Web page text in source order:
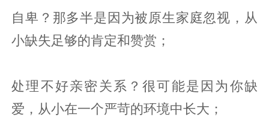
自卑？那多半是因为被原生家庭忽视，从
小缺失足够的肯定和赞赏；
处理不好亲密关系？很可能是因为你缺
爱，从小在一个严苛的环境中长大；